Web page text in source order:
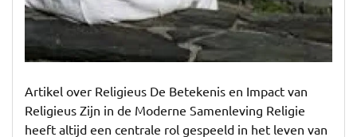
Artikel over Religieus De Betekenis en Impact van
Religieus Zijn in de Moderne Samenleving Religie
heeft altijd een centrale rol gespeeld in het leven van